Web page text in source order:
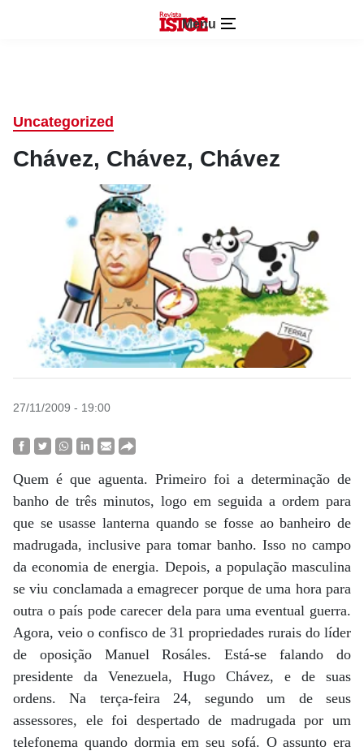
Menu
Uncategorized
Chávez, Chávez, Chávez
27/11/2009 - 19:00
Quem é que aguenta. Primeiro foi a determinação de
banho de três minutos, logo em seguida a ordem para
que se usasse lanterna quando se fosse ao banheiro de
madrugada, inclusive para tomar banho. Isso no campo
da economia de energia. Depois, a população masculina
se viu conclamada a emagrecer porque de uma hora para
outra o país pode carecer dela para uma eventual guerra.
Agora, veio o confisco de 31 propriedades rurais do líder
de oposição Manuel Rosáles. Está-se falando do
presidente da Venezuela, Hugo Chávez, e de suas
ordens. Na terça-feira 24, segundo um de seus
assessores, ele foi despertado de madrugada por um
telefonema quando dormia em seu sofá. O assunto era